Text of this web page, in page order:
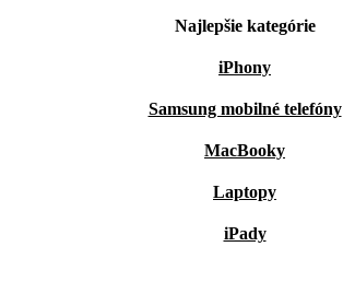
Najlepšie kategórie
iPhony
Samsung mobilné telefóny
MacBooky
Laptopy
iPady